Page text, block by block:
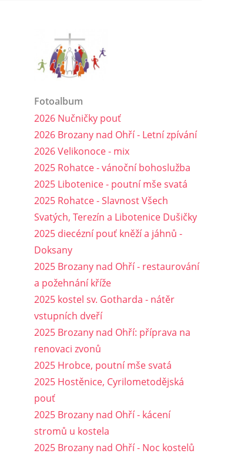
Fotoalbum
2026 Nučničky pouť
2026 Brozany nad Ohří - Letní zpívání
2026 Velikonoce - mix
2025 Rohatce - vánoční bohoslužba
2025 Libotenice - poutní mše svatá
2025 Rohatce - Slavnost Všech
Svatých, Terezín a Libotenice Dušičky
2025 diecézní pouť kněží a jáhnů -
Doksany
2025 Brozany nad Ohří - restaurování
a požehnání kříže
2025 kostel sv. Gotharda - nátěr
vstupních dveří
2025 Brozany nad Ohří: příprava na
renovaci zvonů
2025 Hrobce, poutní mše svatá
2025 Hostěnice, Cyrilometodějská
pouť
2025 Brozany nad Ohří - kácení
stromů u kostela
2025 Brozany nad Ohří - Noc kostelů